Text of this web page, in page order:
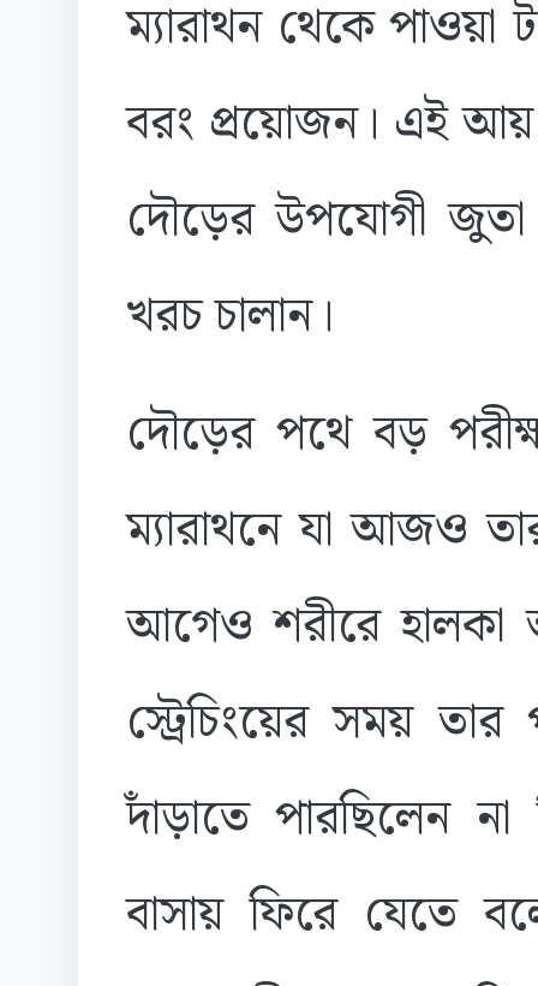
ম্যারাথন থেকে পাওয়া
বরং প্রয়োজন। এই আয়
দৌড়ের উপযোগী জুতা
খরচ চালান।
দৌড়ের পথে বড়
ম্যারাথনে যা আজও
আগেও শরীরে হালকা
স্ট্রেচিংয়ের সময়
দাঁড়াতে পারছিলেন না
বাসায় ফিরে যেতে